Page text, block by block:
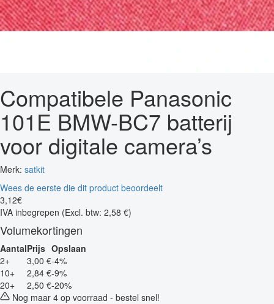
Compatibele Panasonic
101E BMW-BC7 batterij
voor digitale camera’s
Merk: satkit
Wees de eerste die dit product beoordeelt
3,12€
IVA inbegrepen (Excl. btw: 2,58 €)
Volumekortingen
AantalPrijs Opslaan
2+
3,00 €-4%
10+
2,84 €-9%
20+
2,50 €-20%
Nog maar 4 op voorraad - bestel snel!